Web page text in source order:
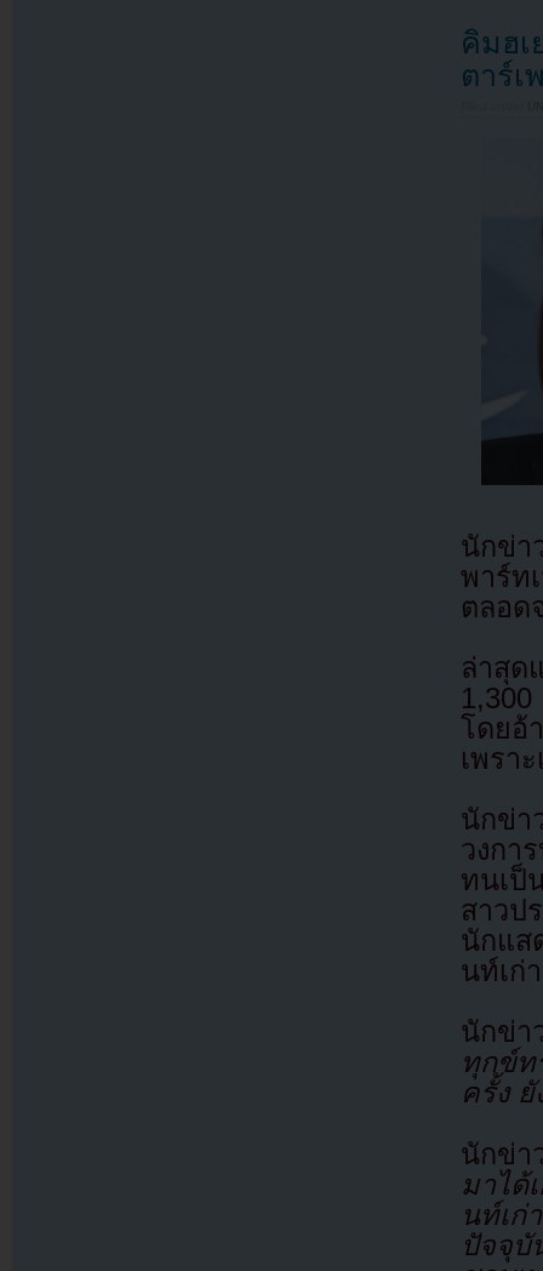
คิมฮเ
ตาร์เ
นักข่า
พาร์ท
ตลอด
ล่าสุด
โดยอ้
เพรา
นักข่า
วงกา
ทนเป็
สาวป
นักแส
นท์เก่
นักข่า
ทุกข์ท
ครั้ง
นักข่
มาได้
นท์เก่
ปัจจุบั